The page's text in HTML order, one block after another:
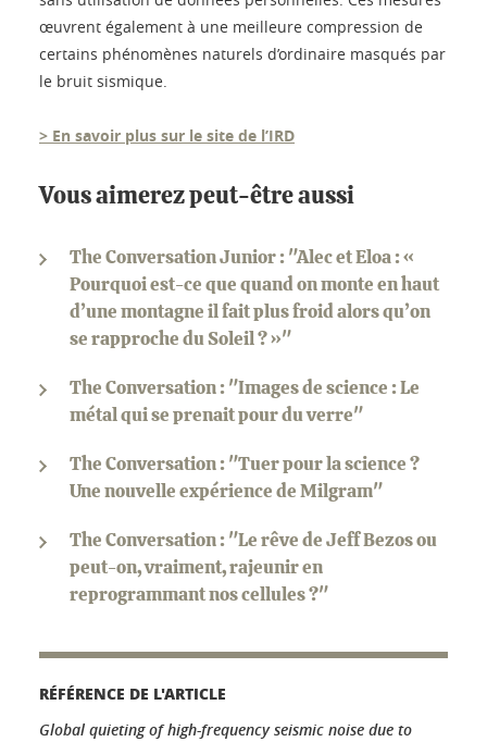
œuvrent également à une meilleure compression de
certains phénomènes naturels d’ordinaire masqués par
le bruit sismique.
> En savoir plus sur le site de l’IRD
Vous aimerez peut-être aussi
The Conversation Junior : "Alec et Eloa : «
Pourquoi est-ce que quand on monte en haut
d’une montagne il fait plus froid alors qu’on
se rapproche du Soleil ? »"
The Conversation : "Images de science : Le
métal qui se prenait pour du verre"
The Conversation : "Tuer pour la science ?
Une nouvelle expérience de Milgram"
The Conversation : "Le rêve de Jeff Bezos ou
peut-on, vraiment, rajeunir en
reprogrammant nos cellules ?"
RÉFÉRENCE DE L'ARTICLE
Global quieting of high-frequency seismic noise due to